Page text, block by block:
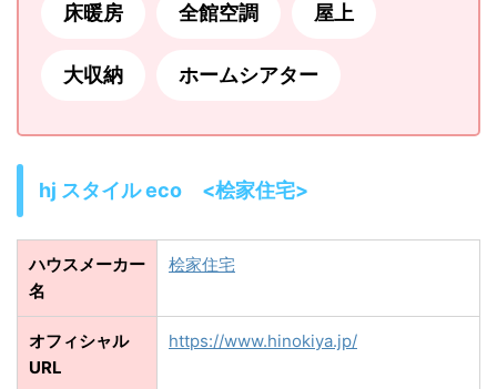
床暖房 全館空調 屋上
大収納 ホームシアター
hj スタイル eco <桧家住宅>
ハウスメーカー
名
桧家住宅
オフィシャル
URL
https://www.hinokiya.jp/